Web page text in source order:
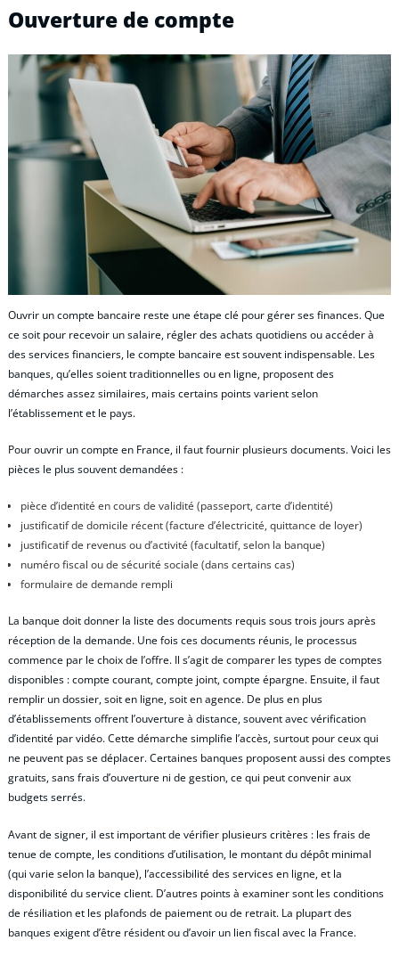
Ouverture de compte
Ouvrir un compte bancaire reste une étape clé pour gérer ses finances. Que
ce soit pour recevoir un salaire, régler des achats quotidiens ou accéder à
des services financiers, le compte bancaire est souvent indispensable. Les
banques, qu’elles soient traditionnelles ou en ligne, proposent des
démarches assez similaires, mais certains points varient selon
l’établissement et le pays.
Pour ouvrir un compte en France, il faut fournir plusieurs documents. Voici les
pièces le plus souvent demandées :
pièce d’identité en cours de validité (passeport, carte d’identité)
justificatif de domicile récent (facture d’électricité, quittance de loyer)
justificatif de revenus ou d’activité (facultatif, selon la banque)
numéro fiscal ou de sécurité sociale (dans certains cas)
formulaire de demande rempli
La banque doit donner la liste des documents requis sous trois jours après
réception de la demande. Une fois ces documents réunis, le processus
commence par le choix de l’offre. Il s’agit de comparer les types de comptes
disponibles : compte courant, compte joint, compte épargne. Ensuite, il faut
remplir un dossier, soit en ligne, soit en agence. De plus en plus
d’établissements offrent l’ouverture à distance, souvent avec vérification
d’identité par vidéo. Cette démarche simplifie l’accès, surtout pour ceux qui
ne peuvent pas se déplacer. Certaines banques proposent aussi des comptes
gratuits, sans frais d’ouverture ni de gestion, ce qui peut convenir aux
budgets serrés.
Avant de signer, il est important de vérifier plusieurs critères : les frais de
tenue de compte, les conditions d’utilisation, le montant du dépôt minimal
(qui varie selon la banque), l’accessibilité des services en ligne, et la
disponibilité du service client. D’autres points à examiner sont les conditions
de résiliation et les plafonds de paiement ou de retrait. La plupart des
banques exigent d’être résident ou d’avoir un lien fiscal avec la France.